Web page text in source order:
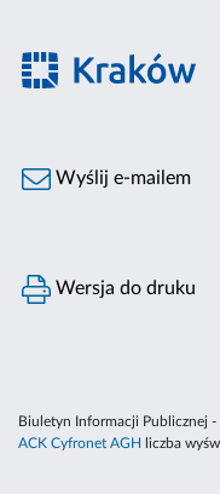
Wyślij e-mailem
Wersja do druku
Biuletyn Informacji Publicznej
ACK Cyfronet AGH
liczba